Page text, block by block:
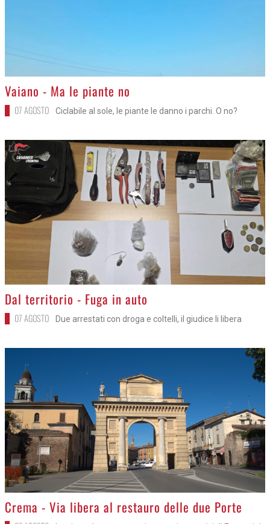
>
Vaiano - Ma le piante no
07 AGOSTO Ciclabile al sole, le piante le danno i parchi. O no?
>
Dal territorio - Fuga in auto
07 AGOSTO Due arrestati con droga e coltelli, il giudice li libera
>
Crema - Via libera al restauro delle due Porte